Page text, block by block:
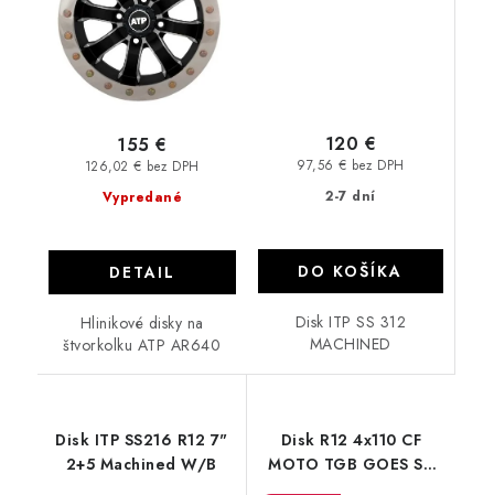
Vypredané
126,02 € bez DPH
155 €
DETAIL
Hlinikové disky na
štvorkolku ATP AR640
2-7 dní
97,56 € bez DPH
120 €
DO KOŠÍKA
Disk ITP SS 312
MACHINED
Disk ITP SS216 R12 7"
2+5 Machined W/B
Disk R12 4x110 CF
MOTO TGB GOES SX
ALLOY